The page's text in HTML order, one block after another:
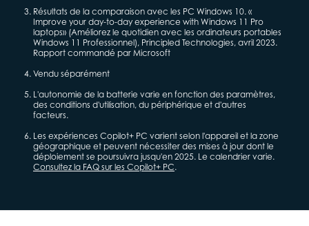
Résultats de la comparaison avec les PC Windows 10. «
Improve your day-to-day experience with Windows 11 Pro
laptops» (Améliorez le quotidien avec les ordinateurs portables
Windows 11 Professionnel), Principled Technologies, avril 2023.
Rapport commandé par Microsoft
Vendu séparément
L'autonomie de la batterie varie en fonction des paramètres,
des conditions d'utilisation, du périphérique et d'autres
facteurs.
Les expériences Copilot+ PC varient selon l'appareil et la zone
géographique et peuvent nécessiter des mises à jour dont le
déploiement se poursuivra jusqu'en 2025. Le calendrier varie.
Consultez la FAQ sur les Copilot+ PC.